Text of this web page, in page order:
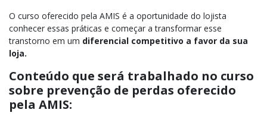
O curso oferecido pela AMIS é a oportunidade do lojista
conhecer essas práticas e começar a transformar esse
transtorno em um diferencial competitivo a favor da sua
loja.
Conteúdo que será trabalhado no curso
sobre prevenção de perdas oferecido
pela AMIS: